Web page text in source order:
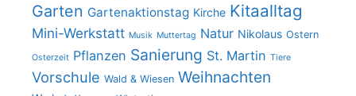
Garten Gartenaktionstag Kirche Kitaalltag
Mini-Werkstatt Musik Muttertag Natur Nikolaus Ostern
Osterzeit Pflanzen Sanierung St. Martin Tiere
Vorschule Wald & Wiesen Weihnachten